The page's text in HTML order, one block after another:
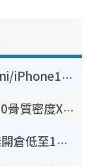
豐澤優惠勁減低至44折！Mac mini/iPhone17Pro大減價！廚房家電$220起
港大推賽馬會強化骨骼計劃！$100骨質密度X光檢查 完成免費運動訓練送超市禮券！附參加資格
開倉優惠 | 尖沙咀海港城名牌波鞋開倉低至1折！On鞋$899起／Joy&Peace鞋履$98起